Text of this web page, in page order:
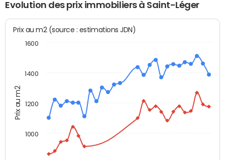
Evolution des prix immobiliers à Saint-Léger
Prix au m2
Prix au m2 (source : estimations JDN)
1000
1200
1400
1600